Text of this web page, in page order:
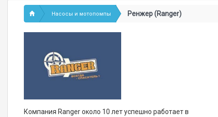
Насосы и мотопомпы Ренжер (Ranger)
Компания Ranger около 10 лет успешно работает в